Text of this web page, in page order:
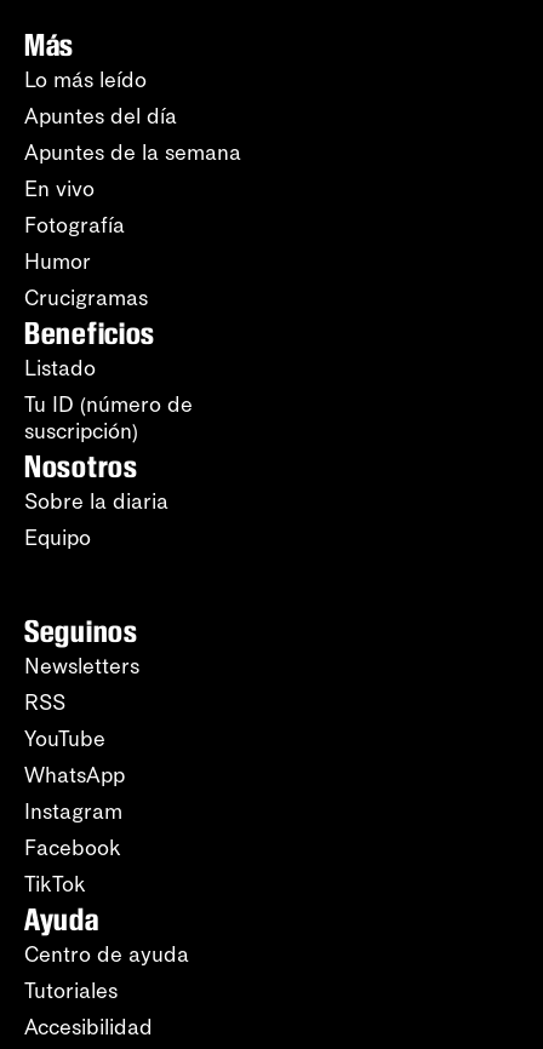
Más
Lo más leído
Apuntes del día
Apuntes de la semana
En vivo
Fotografía
Humor
Crucigramas
Beneficios
Listado
Tu ID (número de
suscripción)
Nosotros
Sobre la diaria
Equipo
Seguinos
Newsletters
RSS
YouTube
WhatsApp
Instagram
Facebook
TikTok
Ayuda
Centro de ayuda
Tutoriales
Accesibilidad